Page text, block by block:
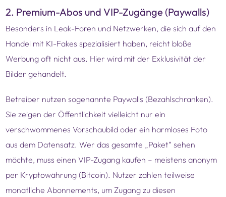
2. Premium-Abos und VIP-Zugänge (Paywalls)
Besonders in Leak-Foren und Netzwerken, die sich auf den
Handel mit KI-Fakes spezialisiert haben, reicht bloße
Werbung oft nicht aus. Hier wird mit der Exklusivität der
Bilder gehandelt.
Betreiber nutzen sogenannte Paywalls (Bezahlschranken).
Sie zeigen der Öffentlichkeit vielleicht nur ein
verschwommenes Vorschaubild oder ein harmloses Foto
aus dem Datensatz. Wer das gesamte „Paket“ sehen
möchte, muss einen VIP-Zugang kaufen – meistens anonym
per Kryptowährung (Bitcoin). Nutzer zahlen teilweise
monatliche Abonnements, um Zugang zu diesen